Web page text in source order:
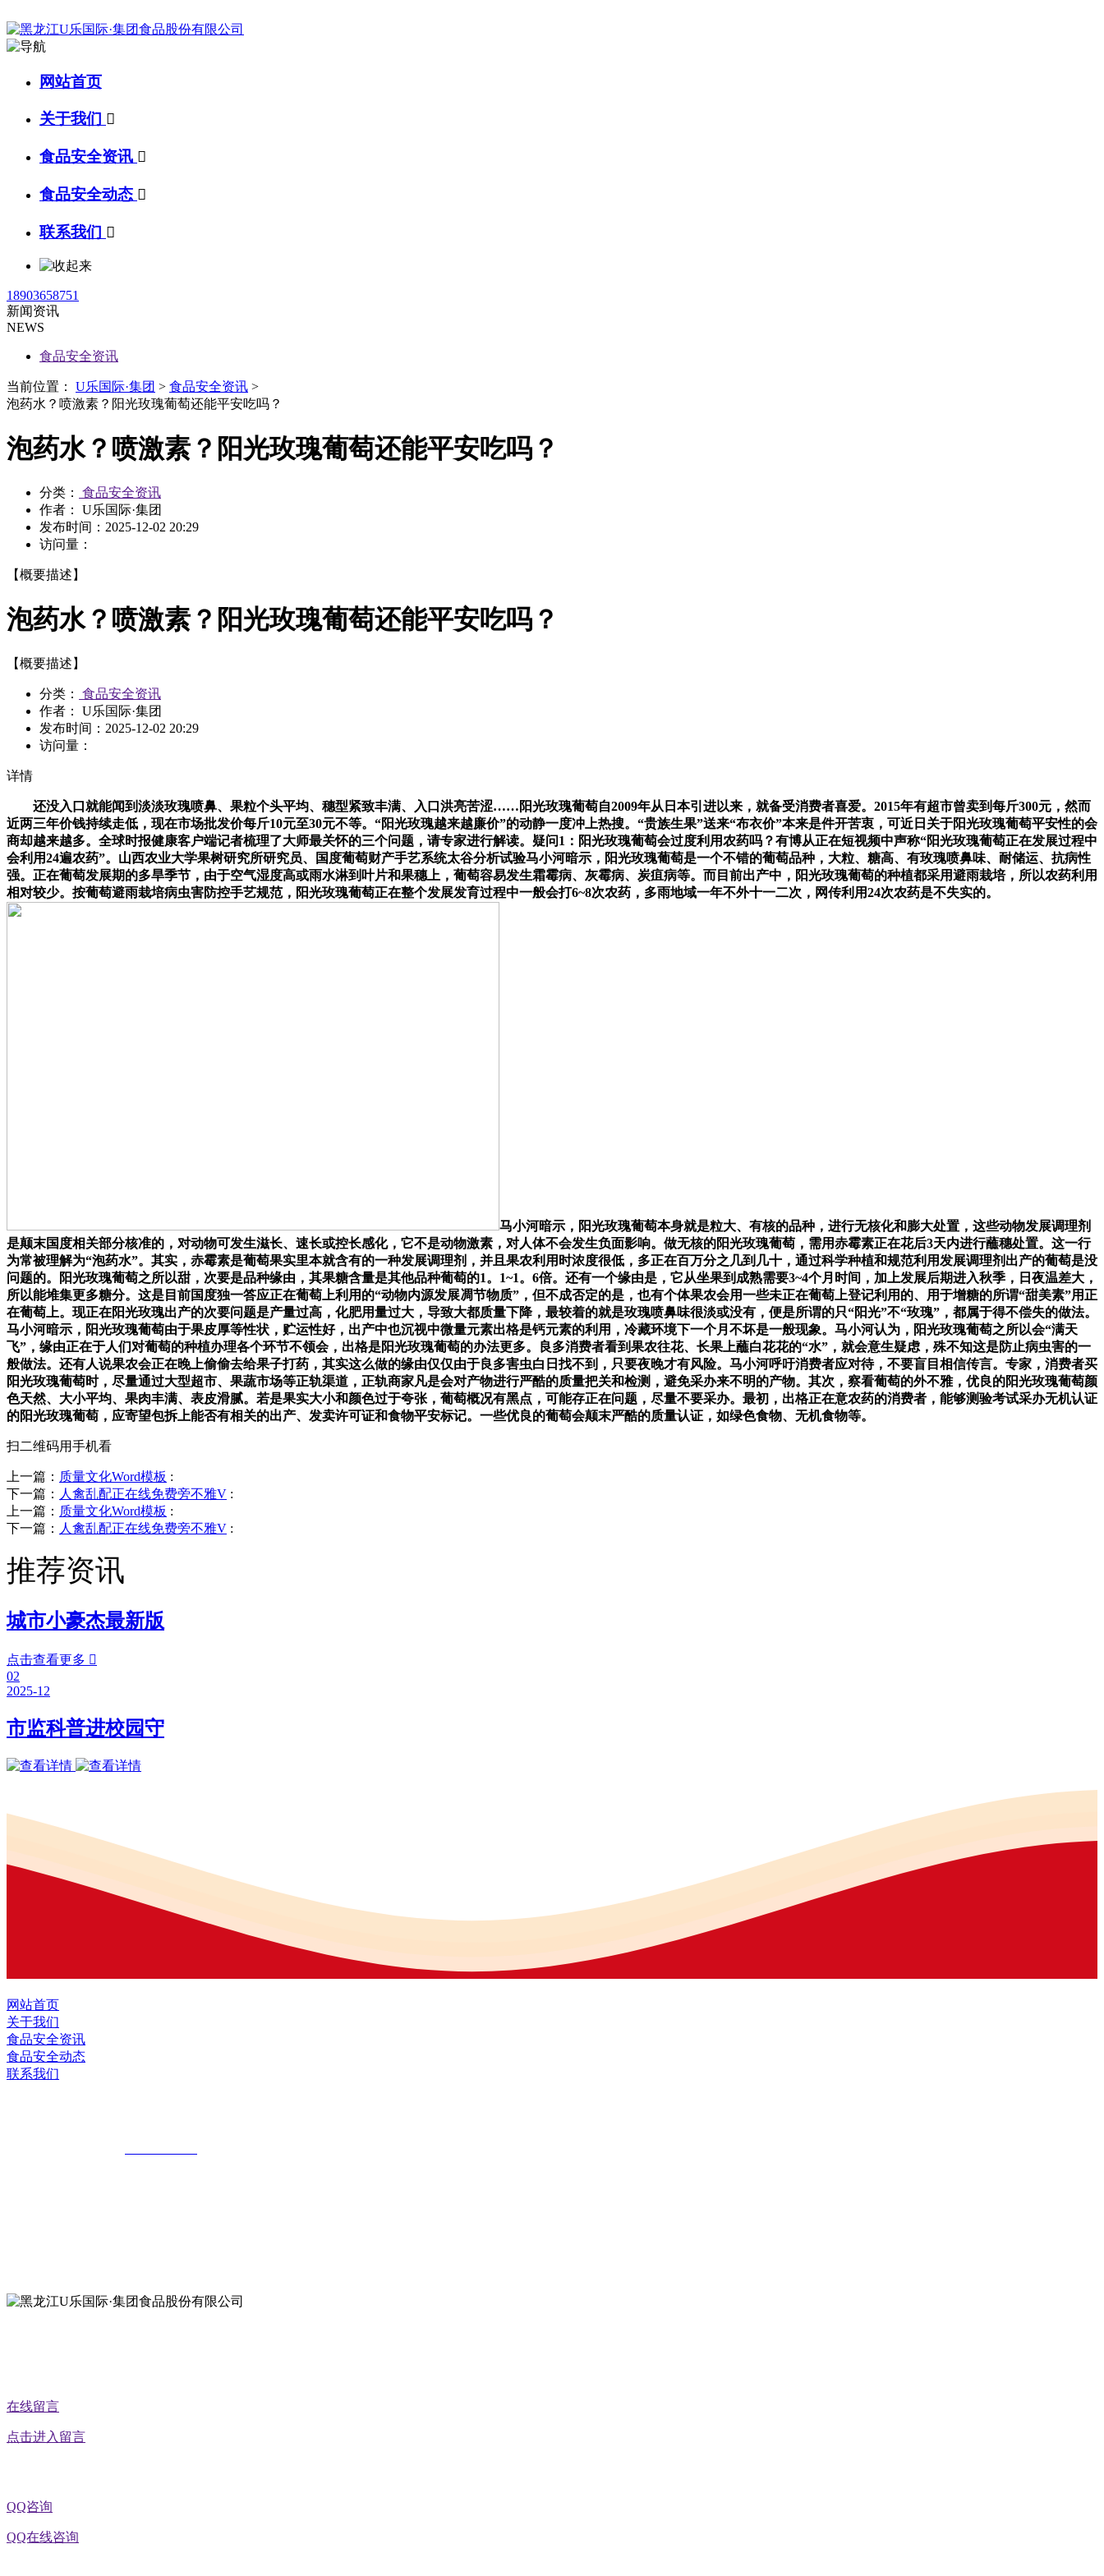
网站首页
关于我们 
食品安全资讯 
食品安全动态 
联系我们 
18903658751
新闻资讯
NEWS
食品安全资讯
当前位置： U乐国际·集团 > 食品安全资讯 >
泡药水？喷激素？阳光玫瑰葡萄还能平安吃吗？
泡药水？喷激素？阳光玫瑰葡萄还能平安吃吗？
分类：
食品安全资讯
作者： U乐国际·集团
发布时间： 2025-12-02 20:29
访问量：
【概要描述】
泡药水？喷激素？阳光玫瑰葡萄还能平安吃吗？
【概要描述】
分类：
食品安全资讯
作者： U乐国际·集团
发布时间： 2025-12-02 20:29
访问量：
详情
还没入口就能闻到淡淡玫瑰喷鼻、果粒个头平均、穗型紧致丰满、入口洪亮苦涩……阳光玫瑰葡萄自2009年从日本引进以来，就备受消费者喜爱。2015年有超市曾卖到每斤300元，然而
近两三年价钱持续走低，现在市场批发价每斤10元至30元不等。“阳光玫瑰越来越廉价”的动静一度冲上热搜。“贵族生果”送来“布衣价”本来是件开苦衷，可近日关于阳光玫瑰葡萄平安性的会
商却越来越多。全球时报健康客户端记者梳理了大师最关怀的三个问题，请专家进行解读。疑问1：阳光玫瑰葡萄会过度利用农药吗？有博从正在短视频中声称“阳光玫瑰葡萄正在发展过程中
会利用24遍农药”。山西农业大学果树研究所研究员、国度葡萄财产手艺系统太谷分析试验马小河暗示，阳光玫瑰葡萄是一个不错的葡萄品种，大粒、糖高、有玫瑰喷鼻味、耐储运、抗病性
强。正在葡萄发展期的多旱季节，由于空气湿度高或雨水淋到叶片和果穗上，葡萄容易发生霜霉病、灰霉病、炭疽病等。而目前出产中，阳光玫瑰葡萄的种植都采用避雨栽培，所以农药利用
相对较少。按葡萄避雨栽培病虫害防控手艺规范，阳光玫瑰葡萄正在整个发展发育过程中一般会打6~8次农药，多雨地域一年不外十一二次，网传利用24次农药是不失实的。
马小河暗示，阳光玫瑰葡萄本身就是粒大、有核的品种，进行无核化和膨大处置，这些动物发展调理剂
是颠末国度相关部分核准的，对动物可发生滋长、速长或控长感化，它不是动物激素，对人体不会发生负面影响。做无核的阳光玫瑰葡萄，需用赤霉素正在花后3天内进行蘸穗处置。这一行
为常被理解为“泡药水”。其实，赤霉素是葡萄果实里本就含有的一种发展调理剂，并且果农利用时浓度很低，多正在百万分之几到几十，通过科学种植和规范利用发展调理剂出产的葡萄是没
问题的。阳光玫瑰葡萄之所以甜，次要是品种缘由，其果糖含量是其他品种葡萄的1。1~1。6倍。还有一个缘由是，它从坐果到成熟需要3~4个月时间，加上发展后期进入秋季，日夜温差大，
所以能堆集更多糖分。这是目前国度独一答应正在葡萄上利用的“动物内源发展凋节物质”，但不成否定的是，也有个体果农会用一些未正在葡萄上登记利用的、用于增糖的所谓“甜美素”用正
在葡萄上。现正在阳光玫瑰出产的次要问题是产量过高，化肥用量过大，导致大都质量下降，最较着的就是玫瑰喷鼻味很淡或没有，便是所谓的只“阳光”不“玫瑰”，都属于得不偿失的做法。
马小河暗示，阳光玫瑰葡萄由于果皮厚等性状，贮运性好，出产中也沉视中微量元素出格是钙元素的利用，冷藏环境下一个月不坏是一般现象。马小河认为，阳光玫瑰葡萄之所以会“满天
飞”，缘由正在于人们对葡萄的种植办理各个环节不领会，出格是阳光玫瑰葡萄的办法更多。良多消费者看到果农往花、长果上蘸白花花的“水”，就会意生疑虑，殊不知这是防止病虫害的一
般做法。还有人说果农会正在晚上偷偷去给果子打药，其实这么做的缘由仅仅由于良多害虫白日找不到，只要夜晚才有风险。马小河呼吁消费者应对待，不要盲目相信传言。专家，消费者买
阳光玫瑰葡萄时，尽量通过大型超市、果蔬市场等正轨渠道，正轨商家凡是会对产物进行严酷的质量把关和检测，避免采办来不明的产物。其次，察看葡萄的外不雅，优良的阳光玫瑰葡萄颜
色天然、大小平均、果肉丰满、表皮滑腻。若是果实大小和颜色过于夸张，葡萄概况有黑点，可能存正在问题，尽量不要采办。最初，出格正在意农药的消费者，能够测验考试采办无机认证
的阳光玫瑰葡萄，应寄望包拆上能否有相关的出产、发卖许可证和食物平安标记。一些优良的葡萄会颠末严酷的质量认证，如绿色食物、无机食物等。
扫二维码用手机看
上一篇： 质量文化Word模板 :
下一篇： 人禽乱配正在线免费旁不雅V :
上一篇： 质量文化Word模板 :
下一篇： 人禽乱配正在线免费旁不雅V :
推荐资讯
城市小豪杰最新版
点击查看更多 
02
2025-12
市监科普进校园守
网站首页
关于我们
食品安全资讯
食品安全动态
联系我们
在线留言
点击进入留言
QQ咨询
QQ在线咨询